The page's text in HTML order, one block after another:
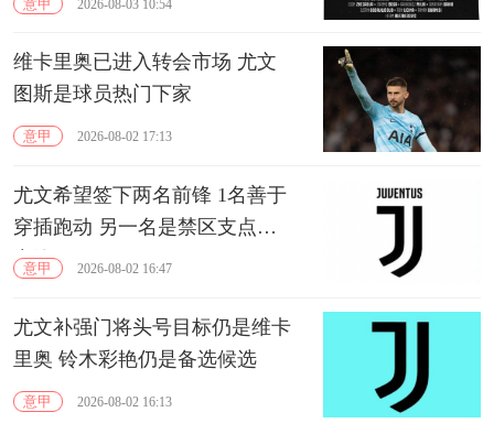
意甲 2026-08-03 10:54
维卡里奥已进入转会市场 尤文
图斯是球员热门下家
意甲 2026-08-02 17:13
尤文希望签下两名前锋 1名善于
穿插跑动 另一名是禁区支点型
中锋
意甲 2026-08-02 16:47
尤文补强门将头号目标仍是维卡
里奥 铃木彩艳仍是备选候选
意甲 2026-08-02 16:13